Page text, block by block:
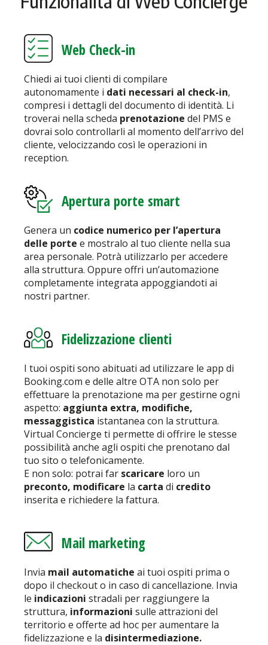
Web Check-in
Chiedi ai tuoi clienti di compilare
autonomamente i dati necessari al check-in,
compresi i dettagli del documento di identità. Li
troverai nella scheda prenotazione del PMS e
dovrai solo controllarli al momento dell’arrivo del
cliente, velocizzando così le operazioni in
reception.
Apertura porte smart
Genera un codice numerico per l’apertura
delle porte e mostralo al tuo cliente nella sua
area personale. Potrà utilizzarlo per accedere
alla struttura. Oppure offri un’automazione
completamente integrata appoggiandoti ai
nostri partner.
Fidelizzazione clienti
I tuoi ospiti sono abituati ad utilizzare le app di
Booking.com e delle altre OTA non solo per
effettuare la prenotazione ma per gestirne ogni
aspetto: aggiunta extra, modifiche,
messaggistica istantanea con la struttura.
Virtual Concierge ti permette di offrire le stesse
possibilità anche agli ospiti che prenotano dal
tuo sito o telefonicamente.
E non solo: potrai far scaricare loro un
preconto, modificare la carta di credito
inserita e richiedere la fattura.
Mail marketing
Invia mail automatiche ai tuoi ospiti prima o
dopo il checkout o in caso di cancellazione. Invia
le indicazioni stradali per raggiungere la
struttura, informazioni sulle attrazioni del
territorio e offerte ad hoc per aumentare la
fidelizzazione e la disintermediazione.